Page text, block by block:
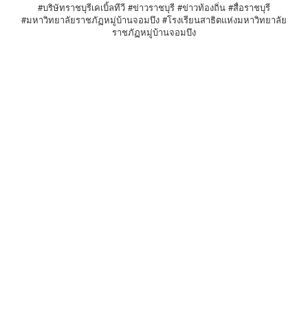
#บริษัทราชบุรีเคเบิ้ลทีวี #ข่าวราชบุรี #ข่าวท้องถิ่น #สื่อราชบุรี
#มหาวิทยาลัยราชภัฏหมู่บ้านจอมบึง #โรงเรียนสาธิตแห่งมหาวิทยาลัย
ราชภัฏหมู่บ้านจอมบึง